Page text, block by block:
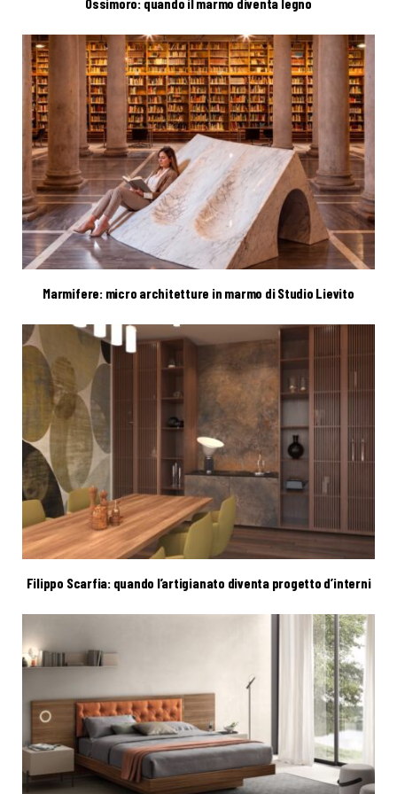
Marmifere: micro architetture in marmo di Studio Lievito
Filippo Scarfia: quando l’artigianato diventa progetto d’interni